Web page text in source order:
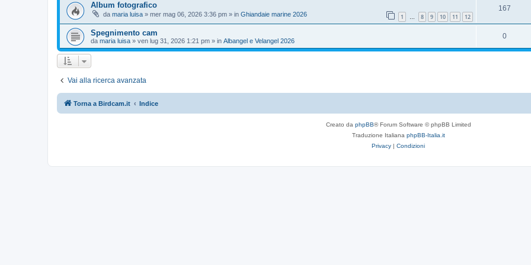
s
s
p
Album fotografico
da maria luisa » mer mag 06, 2026 3:36 pm » in Ghiandaie marine 2026 1 … 8 9 10 11 12
167R
i
p
e
Spegnimento cam
da maria luisa » ven lug 31, 2026 1:21 pm » in Albangel e Velangel 2026
0R
i
s
Vai alla ricerca avanzata
Torna a Birdcam.it Indice
Creato da phpBB® Forum Software © phpBB Limited
Traduzione Italiana phpBB-Italia.it
Privacy | Condizioni